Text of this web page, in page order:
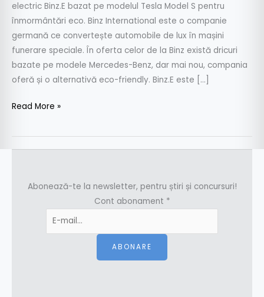
electric Binz.E bazat pe modelul Tesla Model S pentru
înmormântări eco. Binz International este o companie
germană ce convertește automobile de lux în mașini
funerare speciale. În oferta celor de la Binz există dricuri
bazate pe modele Mercedes-Benz, dar mai nou, compania
oferă și o alternativă eco-friendly. Binz.E este […]
Read More »
Abonează-te la newsletter, pentru știri și concursuri!
Cont abonament *
ABONARE